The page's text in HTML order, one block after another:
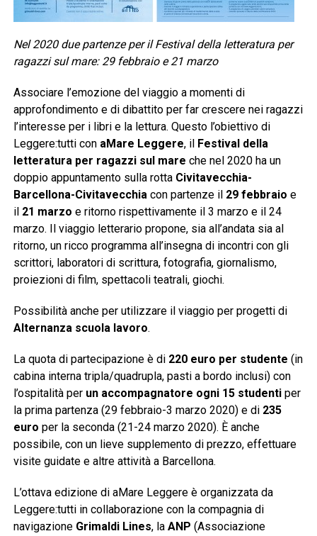
Nel 2020 due partenze per il Festival della letteratura per
ragazzi sul mare: 29 febbraio e 21 marzo
Associare l’emozione del viaggio a momenti di
approfondimento e di dibattito per far crescere nei ragazzi
l’interesse per i libri e la lettura. Questo l’obiettivo di
Leggere:tutti con aMare Leggere, il Festival della
letteratura per ragazzi sul mare che nel 2020 ha un
doppio appuntamento sulla rotta Civitavecchia-
Barcellona-Civitavecchiacon partenze il 29 febbraio e
il 21 marzo e ritorno rispettivamente il 3 marzo e il 24
marzo. Il viaggio letterario propone, sia all’andata sia al
ritorno, un ricco programma all’insegna di incontri con gli
scrittori, laboratori di scrittura, fotografia, giornalismo,
proiezioni di film, spettacoli teatrali, giochi.
Possibilità anche per utilizzare il viaggio per progetti di
Alternanza scuola lavoro.
La quota di partecipazione è di 220 euro per studente (in
cabina interna tripla/quadrupla, pasti a bordo inclusi) con
l’ospitalità per un accompagnatore ogni 15 studentiper
la prima partenza (29 febbraio-3 marzo 2020) e di 235
euro per la seconda (21-24 marzo 2020). È anche
possibile, con un lieve supplemento di prezzo, effettuare
visite guidate e altre attività a Barcellona.
L’ottava edizione di aMare Leggere è organizzata da
Leggere:tutti in collaborazione con la compagnia di
navigazione Grimaldi Lines, la ANP (Associazione